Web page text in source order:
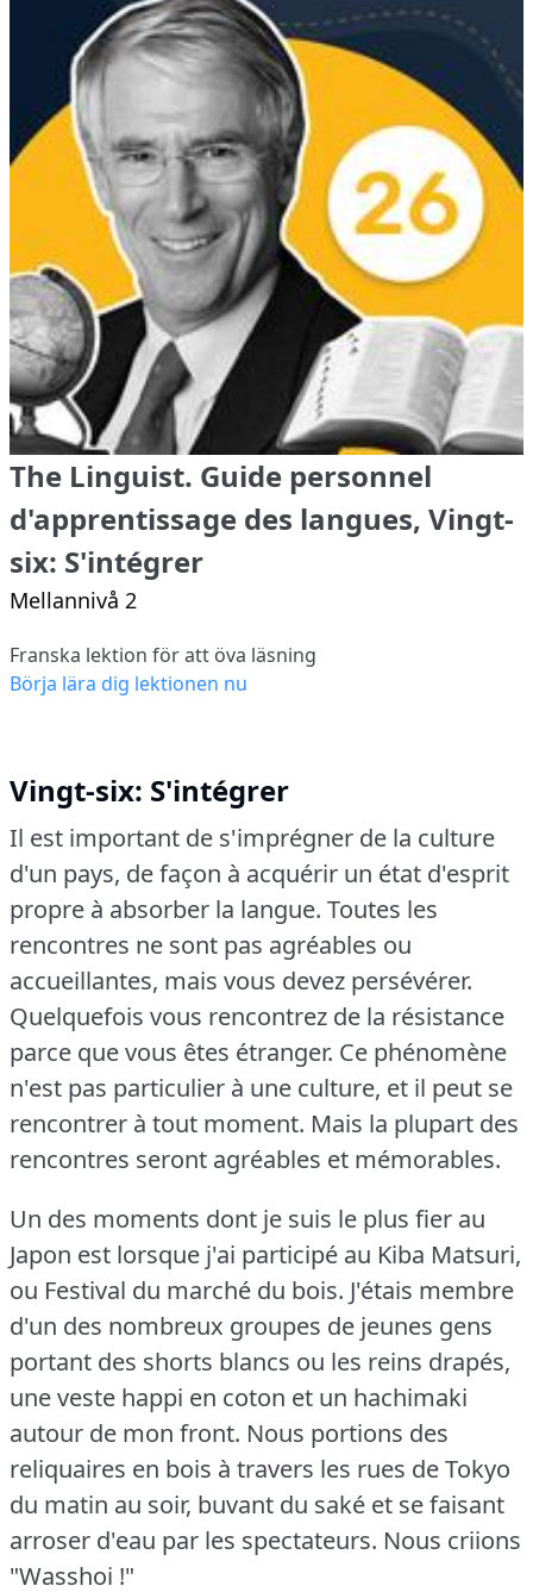
The Linguist. Guide personnel
d'apprentissage des langues, Vingt-
six: S'intégrer
Mellannivå 2
Franska lektion för att öva läsning
Börja lära dig lektionen nu
Vingt-six: S'intégrer
Il est important de s'imprégner de la culture
d'un pays, de façon à acquérir un état d'esprit
propre à absorber la langue. Toutes les
rencontres ne sont pas agréables ou
accueillantes, mais vous devez persévérer.
Quelquefois vous rencontrez de la résistance
parce que vous êtes étranger. Ce phénomène
n'est pas particulier à une culture, et il peut se
rencontrer à tout moment. Mais la plupart des
rencontres seront agréables et mémorables.
Un des moments dont je suis le plus fier au
Japon est lorsque j'ai participé au Kiba Matsuri,
ou Festival du marché du bois. J'étais membre
d'un des nombreux groupes de jeunes gens
portant des shorts blancs ou les reins drapés,
une veste happi en coton et un hachimaki
autour de mon front. Nous portions des
reliquaires en bois à travers les rues de Tokyo
du matin au soir, buvant du saké et se faisant
arroser d'eau par les spectateurs. Nous criions
"Wasshoi !"